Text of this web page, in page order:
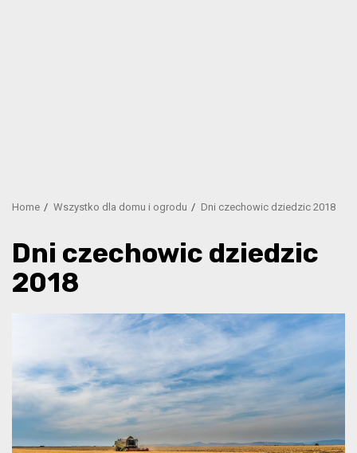
Home Wszystko dla domu i ogrodu Dni czechowic dziedzic 2018
Dni czechowic dziedzic
2018